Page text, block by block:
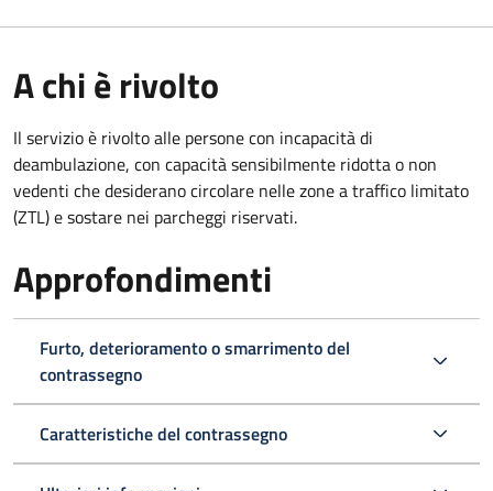
A chi è rivolto
Il servizio è rivolto alle persone con incapacità di
deambulazione, con capacità sensibilmente ridotta o non
vedenti che desiderano circolare nelle zone a traffico limitato
(ZTL) e sostare nei parcheggi riservati.
Approfondimenti
Furto, deterioramento o smarrimento del
contrassegno
Caratteristiche del contrassegno